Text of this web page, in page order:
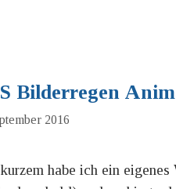
Bilderregen
2016
habe ich ein